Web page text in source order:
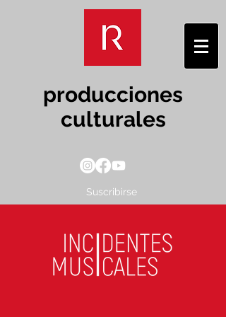
producciones
culturales
Suscribirse